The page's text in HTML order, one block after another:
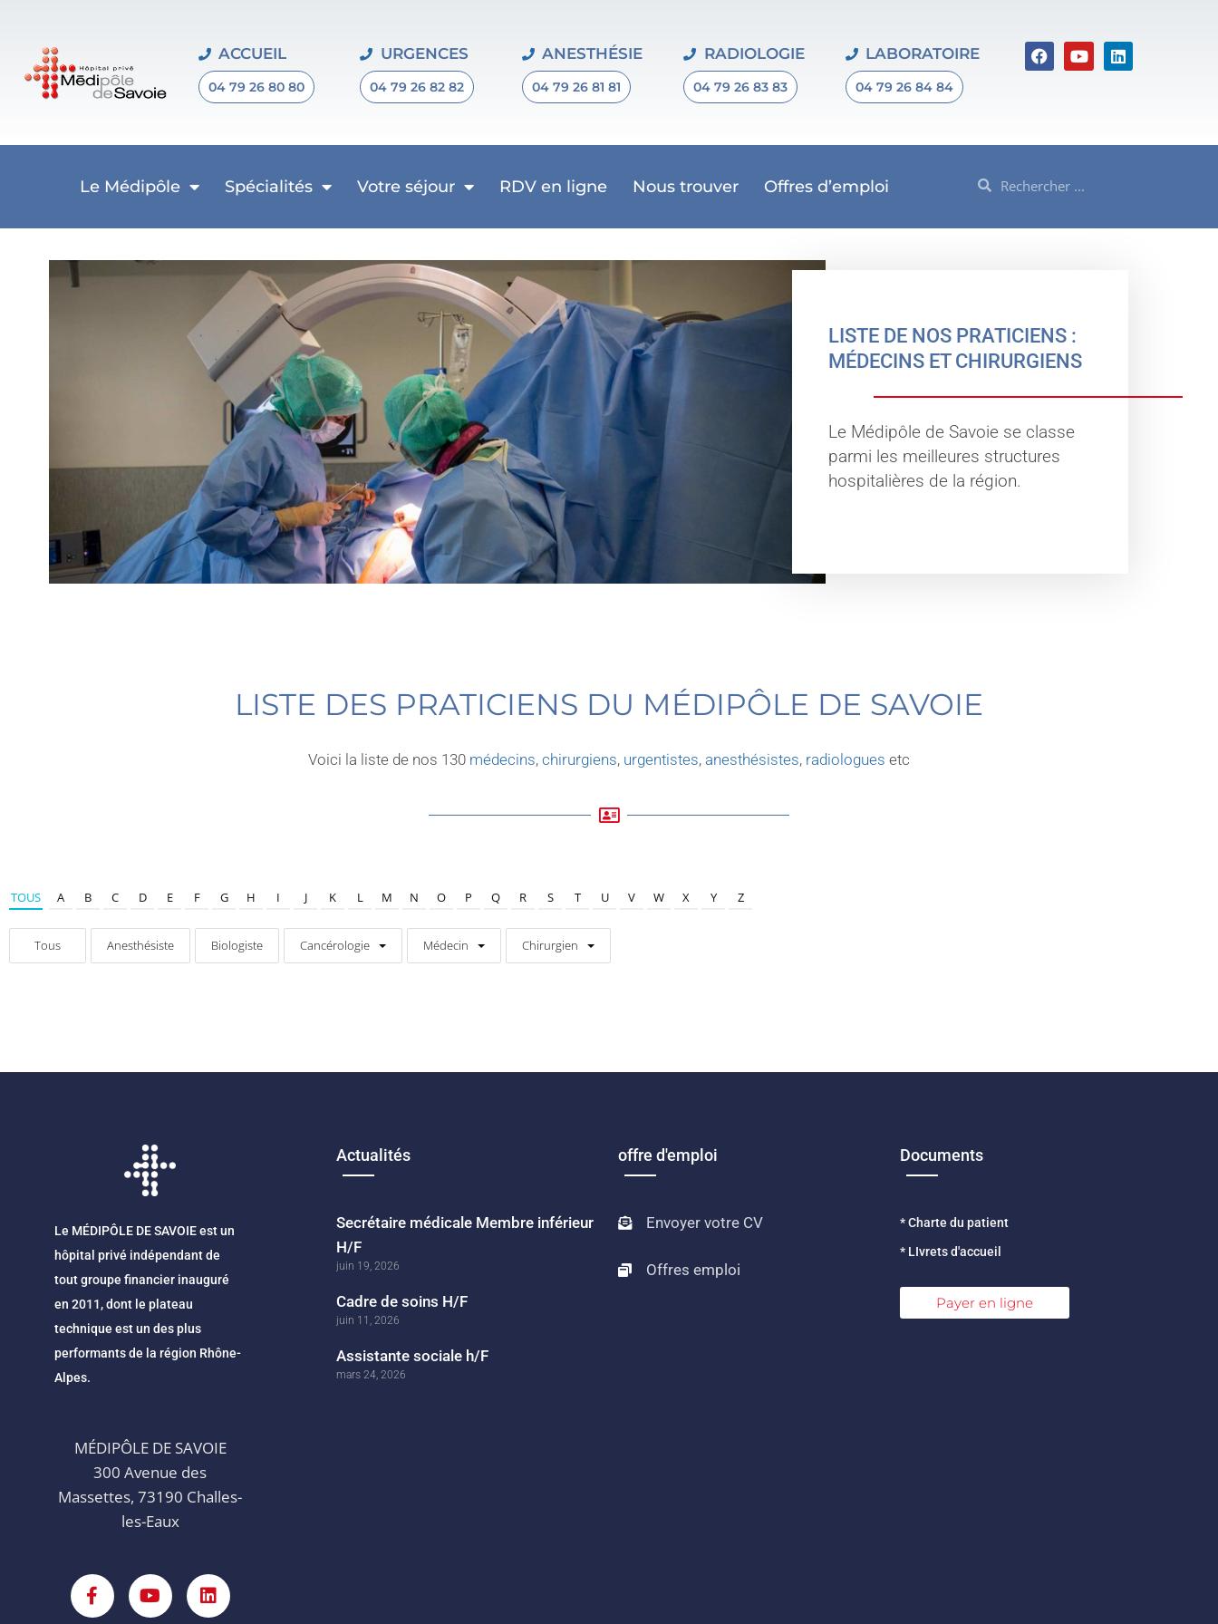
ACCUEIL
04 79 26 80 80
URGENCES
04 79 26 82 82
ANESTHÉSIE
04 79 26 81 81
RADIOLOGIE
04 79 26 83 83
LABORATOIRE
04 79 26 84 84
F
a
o
Y
o
e
L
i
i
Le Médipôle Spécialités Votre séjour RDV en ligne Nous trouver Offres d’emploi Rechercher
Rechercher
LISTE DE NOS PRATICIENS :
MÉDECINS ET CHIRURGIENS
Le Médipôle de Savoie se classe
parmi les meilleures structures
hospitalières de la région.
LISTE DES PRATICIENS DU MÉDIPÔLE DE SAVOIE
Voici la liste de nos 130 médecins, chirurgiens, urgentistes, anesthésistes, radiologues etc
TOUS A B C D E F G H I J K L M N O P Q R S T U V W X Y Z
Tous Anesthésiste Biologiste Cancérologie Médecin Chirurgien
Le MÉDIPÔLE DE SAVOIE est un
hôpital privé indépendant de
tout groupe financier inauguré
en 2011, dont le plateau
technique est un des plus
performants de la région Rhône-
Alpes.
MÉDIPÔLE DE SAVOIE
300 Avenue des
Massettes, 73190 Challes-
les-Eaux
a
c
e
o
u
t
i
n
k
Actualités
Secrétaire médicale Membre inférieur
H/F
juin 19, 2026
Cadre de soins H/F
juin 11, 2026
Assistante sociale h/F
mars 24, 2026
offre d'emploi
Envoyer votre CV
Offres emploi
Documents
* Charte du patient
* LIvrets d'accueil
Payer en ligne